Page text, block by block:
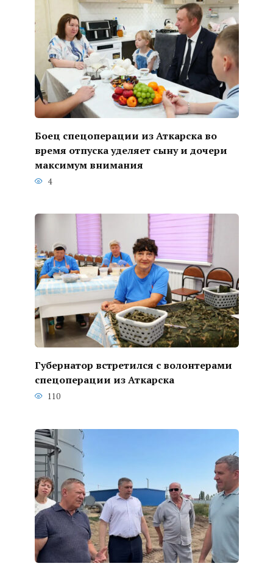
Боец спецоперации из Аткарска во
время отпуска уделяет сыну и дочери
максимум внимания
4
Губернатор встретился с волонтерами
спецоперации из Аткарска
110